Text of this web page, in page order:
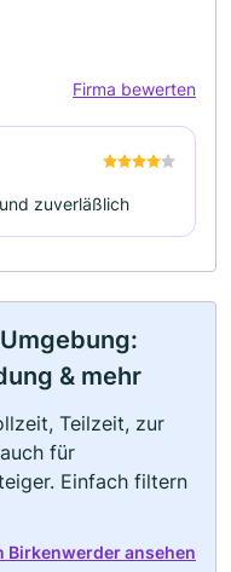
Firma bewerten
zuverläßlich
& mehr
Teilzeit, zur
für
Einfach filtern
Birkenwerder ansehen